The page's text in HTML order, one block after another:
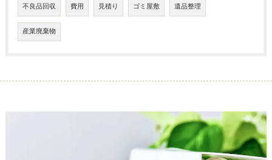
不良品回収 費用 見積り ゴミ屋敷 遺品整理
産業廃棄物